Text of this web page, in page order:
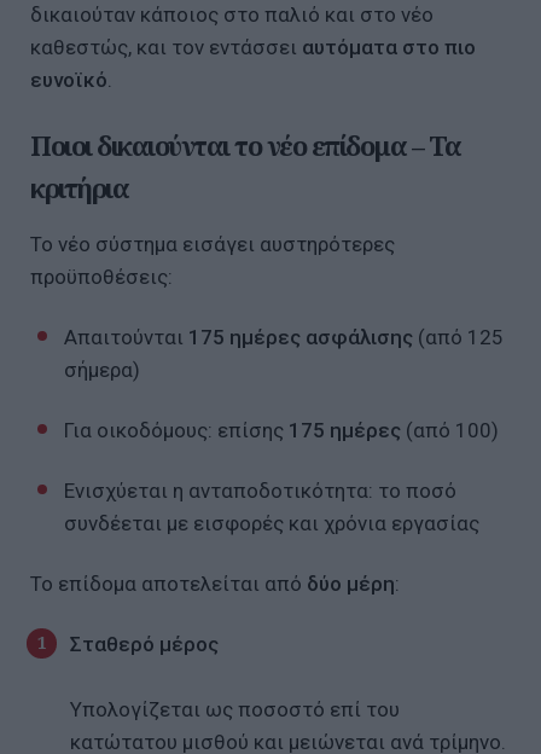
δικαιούταν κάποιος στο παλιό και στο νέο
καθεστώς, και τον εντάσσει αυτόματα στο πιο
ευνοϊκό
Ποιοι δικαιούνται το νέο επίδομα – Τα
κριτήρια
Το νέο σύστημα εισάγει αυστηρότερες
προϋποθέσεις:
Απαιτούνται 175 ημέρες ασφάλισης (από 125
σήμερα)
Για οικοδόμους: επίσης 175 ημέρες (από 100)
Ενισχύεται η ανταποδοτικότητα: το ποσό
συνδέεται με εισφορές και χρόνια εργασίας
Το επίδομα αποτελείται από δύο μέρη:
Σταθερό μέρος
Υπολογίζεται ως ποσοστό επί του
κατώτατου μισθού και μειώνεται ανά τρίμηνο.